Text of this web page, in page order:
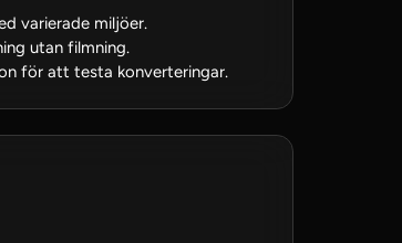
varierade miljöer.
utan filmning.
för att testa konverteringar.